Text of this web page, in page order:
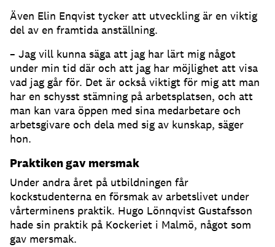
Även Elin Enqvist tycker att utveckling är en viktig
del av en framtida anställning.
– Jag vill kunna säga att jag har lärt mig något
under min tid där och att jag har möjlighet att visa
vad jag går för. Det är också viktigt för mig att man
har en schysst stämning på arbetsplatsen, och att
man kan vara öppen med sina medarbetare och
arbetsgivare och dela med sig av kunskap, säger
hon.
Praktiken gav mersmak
Under andra året på utbildningen får
kockstudenterna en försmak av arbetslivet under
vårterminens praktik. Hugo Lönnqvist Gustafsson
hade sin praktik på Kockeriet i Malmö, något som
gav mersmak.